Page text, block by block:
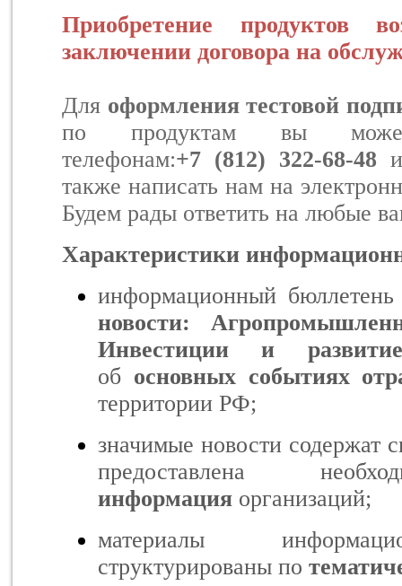
Приобретение продуктов
заключении договора на
Для оформления тестовой
по продуктам вы
телефонам:+7 (812) 322-68-48
также написать нам на
Будем рады ответить на любые
Характеристики
информационный
новости:
Инвестиции и
об основных событиях
территории РФ;
значимые новости содержат
предоставлена
информация организаций;
материалы
структурированы по